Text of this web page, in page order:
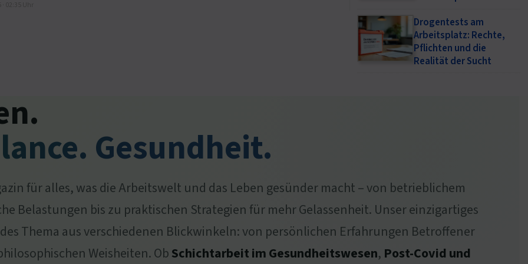
Drogentests am
Arbeitsplatz: Rechte,
Pflichten und die
Realität der Sucht
Gesundheit.
für alles, was die Arbeitswelt und das Leben gesünder macht – von betrieblichem
Belastungen bis zu praktischen Strategien für mehr Gelassenheit. Unser einzigartiges
Thema aus verschiedenen Blickwinkeln: von persönlichen Erfahrungen Betroffener
Weisheiten. ObSchichtarbeit im Gesundheitswesen, Post-Covid und